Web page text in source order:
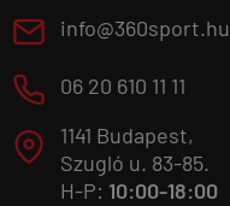
E info@360sport.hu
M 06 20 610 11 11
T
1141 Budapest,
Szugló u. 83-85.
H-P: 10:00-18:00